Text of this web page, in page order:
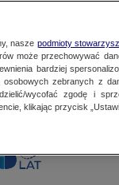
nasze podmioty
może przechowywać
bardziej
zebranych z
wycofać zgodę i
klikając przycisk